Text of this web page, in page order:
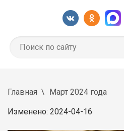
Главная Март 2024 года
Изменено: 2024-04-16